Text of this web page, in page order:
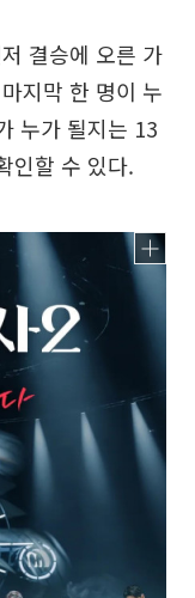
결승에 오른 가
지막 한 명이 누
누가 될지는 13
인할 수 있다.